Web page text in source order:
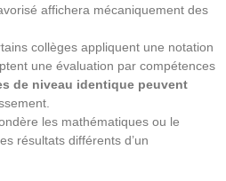
affichera mécaniquement des
collèges appliquent une notation
une évaluation par compétences
de niveau identique peuvent
les mathématiques ou le
résultats différents d’un